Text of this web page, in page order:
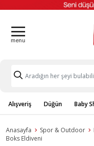
Alışveriş Düğün Baby
Anasayfa Spor & Outdoor
Boks Eldiveni